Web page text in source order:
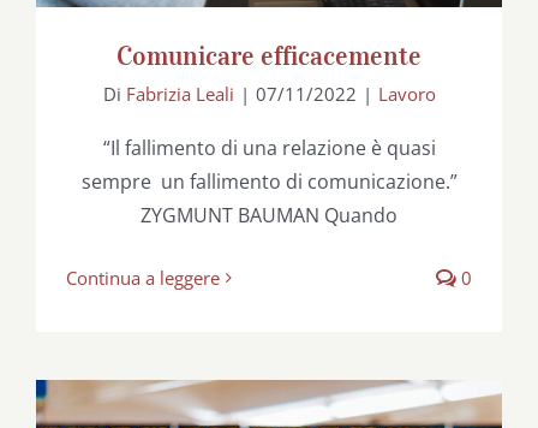
Comunicare efficacemente
Di Fabrizia Leali | 07/11/2022 | Lavoro
“Il fallimento di una relazione è quasi
sempre un fallimento di comunicazione.”
ZYGMUNT BAUMAN Quando
Continua a leggere 0